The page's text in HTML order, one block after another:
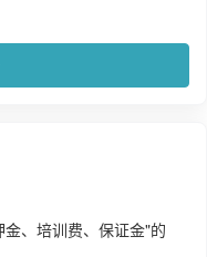
、培训费、保证金"的